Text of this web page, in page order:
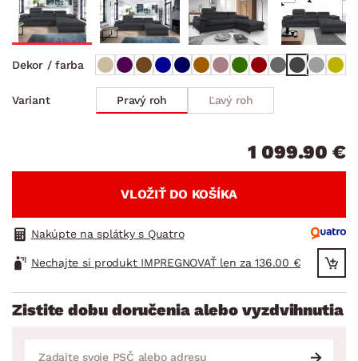
Dekor / farba
Variant Pravý roh Ľavý roh
1 099.90 €
VLOŽIŤ DO KOŠÍKA
Nakúpte na splátky s Quatro
Nechajte si produkt IMPREGNOVAŤ len za 136.00 €
Zistite dobu doručenia alebo vyzdvihnutia